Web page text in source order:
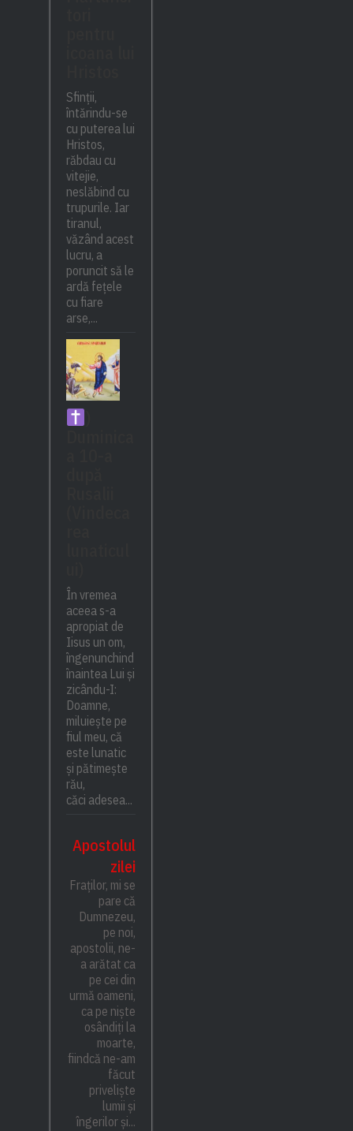
Sfinții,
întărindu-se
cu puterea lui
Hristos,
răbdau cu
vitejie,
neslăbind cu
trupurile. Iar
tiranul,
văzând acest
lucru, a
poruncit să le
ardă fețele
cu fiare
arse,...
În vremea
aceea s-a
apropiat de
Iisus un om,
îngenunchind
înaintea Lui și
zicându-I:
Doamne,
miluiește pe
fiul meu, că
este lunatic
și pătimește
rău,
căci adesea...
Apostolul
zilei
Fraților, mi se
pare că
Dumnezeu,
pe noi,
apostolii, ne-
a arătat ca
pe cei din
urmă oameni,
ca pe niște
osândiți la
moarte,
fiindcă ne-am
făcut
priveliște
lumii și
îngerilor și...